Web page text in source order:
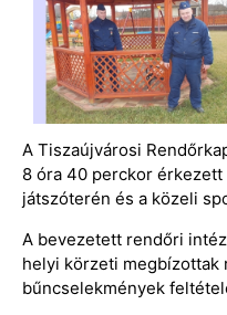
A Tiszaújvárosi
8 óra 40 perckor
játszóterén és a közeli
A bevezetett rendőri
helyi körzeti megbízottak
bűncselekmények